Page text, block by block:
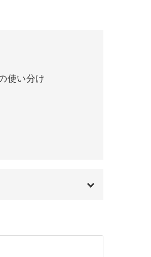
がありますよ。
の魅力です♪
できます。
使い分け
00:44